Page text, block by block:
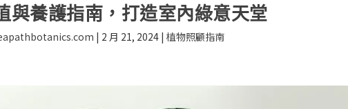
與養護指南，打造室內綠意天堂
| 2 月 21, 2024| 植物照顧指南